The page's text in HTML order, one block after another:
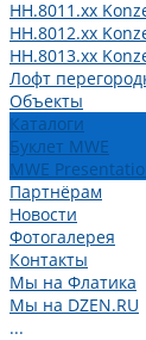
HH.8011.xx
HH.8012.xx
HH.8013.xx
Лофт
Объекты
Каталоги
Буклет MWE
MWE
Партнёрам
Новости
Фотогалерея
Контакты
Мы на Флатика
Мы на DZEN.RU
...